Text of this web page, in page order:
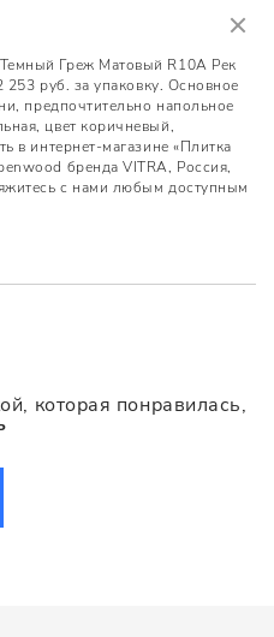
Греж Матовый R10A Рек
руб. за упаковку. Основное
предпочтительно напольное
цвет коричневый,
в интернет-магазине «Плитка
бренда VITRA, Россия,
с нами любым доступным
которая понравилась,